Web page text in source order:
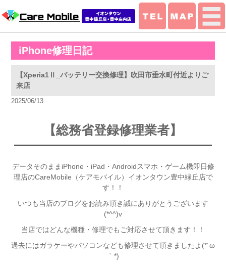
iPhone修理日記
【Xperia1Ⅱ_バッテリー交換修理】吹田市垂水町付近よりご
来店
2025/06/13
【総務省登録修理業者】
データそのままiPhone・iPad・Androidスマホ・ゲーム機即日修
理店のCareMobile（ケアモバイル）イオンタウン豊中緑丘店で
す！！
いつも当店のブログをお読み頂き誠にありがとうございます
(*^^)v
当店ではどんな機種・修理でもご対応させて頂きます！！
過去にはガラケーやパソコンなども修理させて頂きましたよ(*´ω
｀*)